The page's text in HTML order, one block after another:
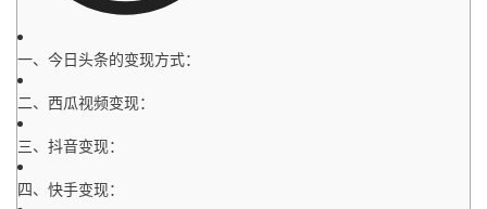
一、今日头条的变现方式：
二、西瓜视频变现：
三、抖音变现：
四、快手变现：